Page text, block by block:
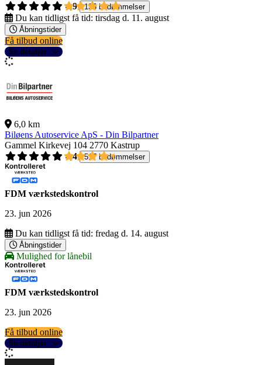
4,9
135 bedømmelser
Du kan tidligst få tid: tirsdag d. 11. august
Åbningstider
Få tilbud online
Se detaljer
6,0 km
Biløens Autoservice ApS - Din Bilpartner
Gammel Kirkevej 104 2770 Kastrup
4,4
517 bedømmelser
FDM værkstedskontrol
23. jun 2026
Du kan tidligst få tid: fredag d. 14. august
Åbningstider
Mulighed for lånebil
FDM værkstedskontrol
23. jun 2026
Få tilbud online
Se detaljer